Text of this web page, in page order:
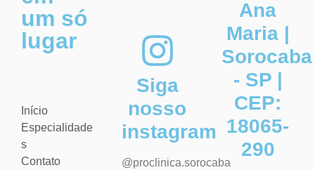
um só
lugar
Início
Especialidade
s
Contato
Siga
nosso
instagram
@proclinica.sorocaba
Ana
Maria |
Sorocaba
- SP |
CEP:
18065-
290